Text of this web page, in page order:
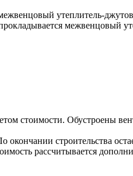
утеплитель-
межвенцовый
стоимости. Обустроены
строительства
рассчитывается